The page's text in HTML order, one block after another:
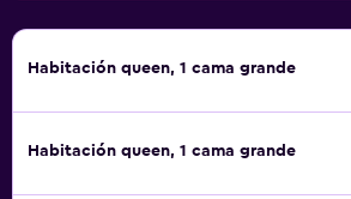
Habitación queen, 1 cama grande
Habitación queen, 1 cama grande